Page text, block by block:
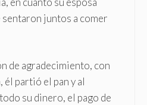
sentaron juntos a comer
de agradecimiento, con
él partió el pan y al
su dinero, el pago de